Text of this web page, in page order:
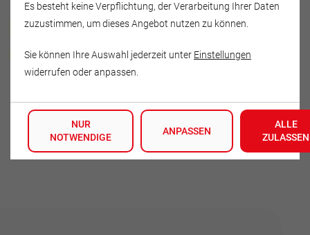
Musikschule Fröhlich
Gerhard Sedelmaier
37339 Leinefelde-Worbis
Tel.: 036071-80441
Es besteht keine Verpflichtung, der Verarbeitung Ihrer Daten
zuzustimmen, um dieses Angebot nutzen zu können.
Sie können Ihre Auswahl jederzeit unter Einstellungen
widerrufen oder anpassen.
NUR
NOTWENDIGE
ANPASSEN
ALLE
ZULASSEN